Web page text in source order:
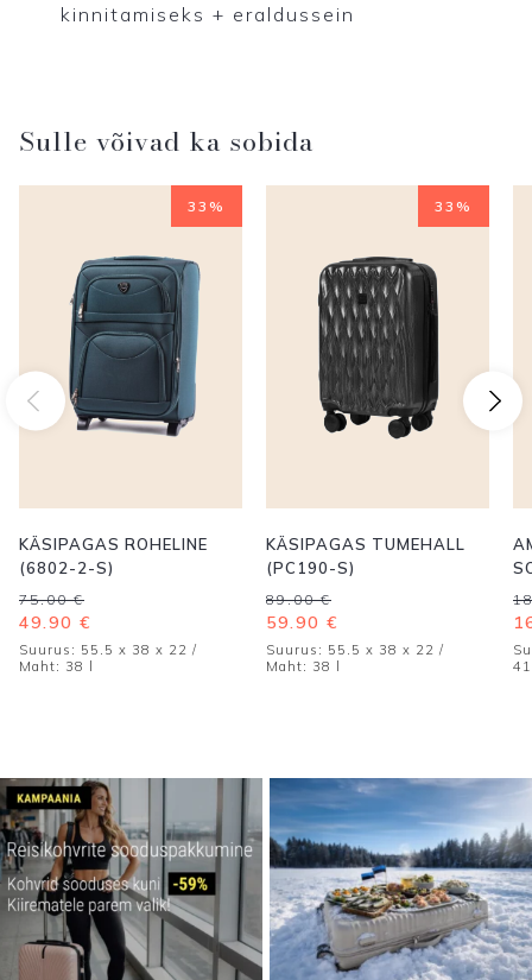
kinnitamiseks + eraldussein
Sulle võivad ka sobida
33%
KÄSIPAGAS ROHELINE
(6802-2-S)
75.00€
Algne
hind
oli:
75.00 €.
49.90 €
Current
price
is:
49.90 €.
Suurus: 55.5 x 38 x 22 /
Maht: 38 l
33%
KÄSIPAGAS TUMEHALL
(PC190-S)
89.00€
Algne
hind
oli:
89.00 €.
59.90 €
Current
price
is:
59.90 €.
Suurus: 55.5 x 38 x 22 /
Maht: 38 l